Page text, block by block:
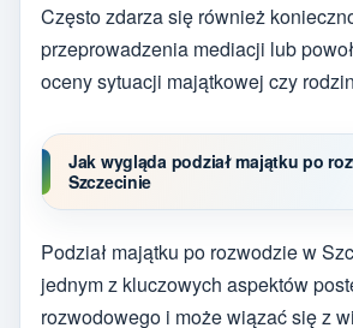
Często zdarza się również
przeprowadzenia mediacji lub
oceny sytuacji majątkowej czy
Jak wygląda podział majątku po
Szczecinie
Podział majątku po rozwodzie w
jednym z kluczowych aspektów
rozwodowego i może wiązać się z